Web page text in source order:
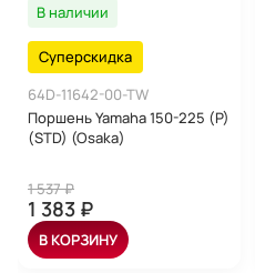
В наличии
Суперскидка
64D-11642-00-TW
Поршень Yamaha 150-225 (P)
(STD) (Osaka)
1 537 ₽
1 383 ₽
В КОРЗИНУ